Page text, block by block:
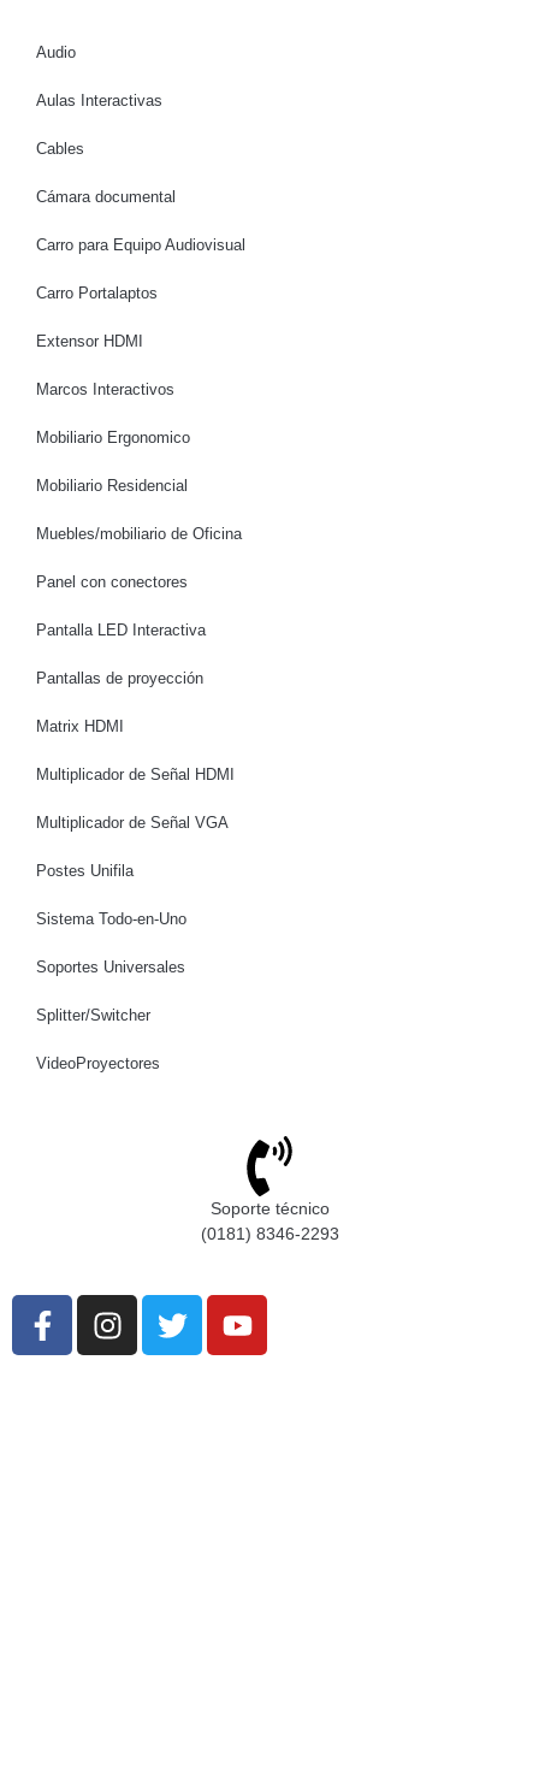
Audio
Aulas Interactivas
Cables
Cámara documental
Carro para Equipo Audiovisual
Carro Portalaptos
Extensor HDMI
Marcos Interactivos
Mobiliario Ergonomico
Mobiliario Residencial
Muebles/mobiliario de Oficina
Panel con conectores
Pantalla LED Interactiva
Pantallas de proyección
Matrix HDMI
Multiplicador de Señal HDMI
Multiplicador de Señal VGA
Postes Unifila
Sistema Todo-en-Uno
Soportes Universales
Splitter/Switcher
VideoProyectores
Soporte técnico
(0181) 8346-2293